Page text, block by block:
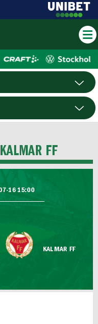
FF
16 15:00
KALMAR FF